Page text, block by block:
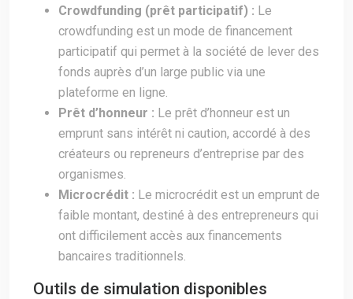
Crowdfunding (prêt participatif) : Le
crowdfunding est un mode de financement
participatif qui permet à la société de lever des
fonds auprès d’un large public via une
plateforme en ligne.
Prêt d’honneur : Le prêt d’honneur est un
emprunt sans intérêt ni caution, accordé à des
créateurs ou repreneurs d’entreprise par des
organismes.
Microcrédit : Le microcrédit est un emprunt de
faible montant, destiné à des entrepreneurs qui
ont difficilement accès aux financements
bancaires traditionnels.
Outils de simulation disponibles